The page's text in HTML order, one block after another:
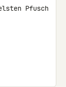
Pfusch